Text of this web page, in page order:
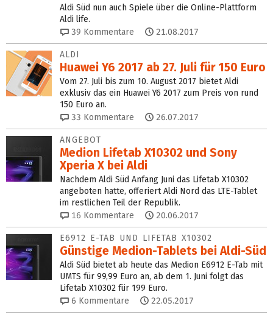
Aldi Süd nun auch Spiele über die Online-Plattform
Aldi life.
39 Kommentare 21.08.2017
ALDI
Huawei Y6 2017 ab 27. Juli für 150 Euro
Vom 27. Juli bis zum 10. August 2017 bietet Aldi
exklusiv das ein Huawei Y6 2017 zum Preis von rund
150 Euro an.
33 Kommentare 26.07.2017
ANGEBOT
Medion Lifetab X10302 und Sony
Xperia X bei Aldi
Nachdem Aldi Süd Anfang Juni das Lifetab X10302
angeboten hatte, offeriert Aldi Nord das LTE-Tablet
im restlichen Teil der Republik.
16 Kommentare 20.06.2017
E6912 E-TAB UND LIFETAB X10302
Günstige Medion-Tablets bei Aldi-Süd
Aldi Süd bietet ab heute das Medion E6912 E-Tab mit
UMTS für 99,99 Euro an, ab dem 1. Juni folgt das
Lifetab X10302 für 199 Euro.
6 Kommentare 22.05.2017